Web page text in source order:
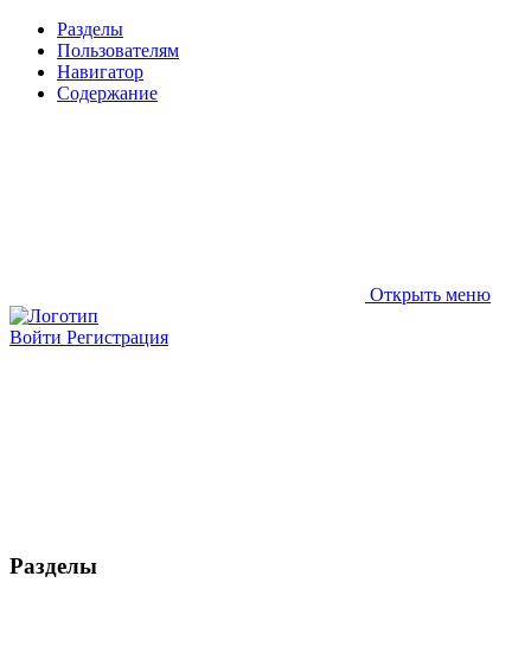
Разделы
Пользователям
Навигатор
Содержание
Открыть меню
Войти Регистрация
Разделы